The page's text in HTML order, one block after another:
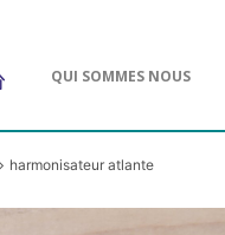
QUI SOMMES NOUS
harmonisateur atlante